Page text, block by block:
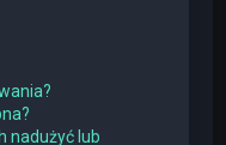
nadużyć lub